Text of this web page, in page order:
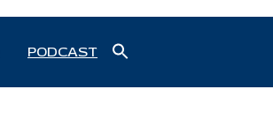
PODCAST